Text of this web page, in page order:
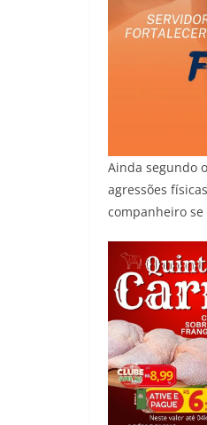
Ainda segundo
agressões
companheiro